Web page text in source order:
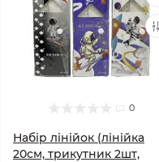
0
Набір лінійок (лінійка
20см, трикутник 2шт,